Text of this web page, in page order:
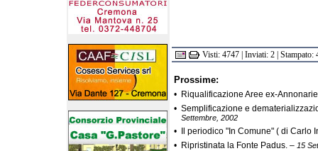
Visti: 4747 | Inviati: 2 | Stampato:
Prossime:
•
Riqualificazione Aree ex-
• Semplificazione e
Settembre, 2002
•
Il periodico "In Comune" ( di Carlo
•
Ripristinata la Fonte Padus.– 15